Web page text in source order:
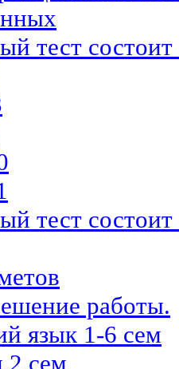
тест
тест
работы.
язык 1-6 сем
сем